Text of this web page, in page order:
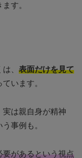
す。
、 表面だけを見て
ています。
実は親自身が精神
事例も。
要があるという視点